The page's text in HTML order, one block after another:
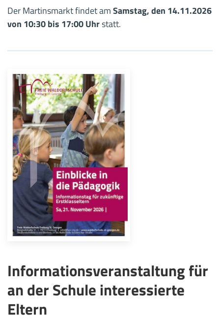
Der Martinsmarkt findet amSamstag, den 14.11.2026
von 10:30 bis 17:00 Uhrstatt.
Informationsveranstaltung für
an der Schule interessierte
Eltern